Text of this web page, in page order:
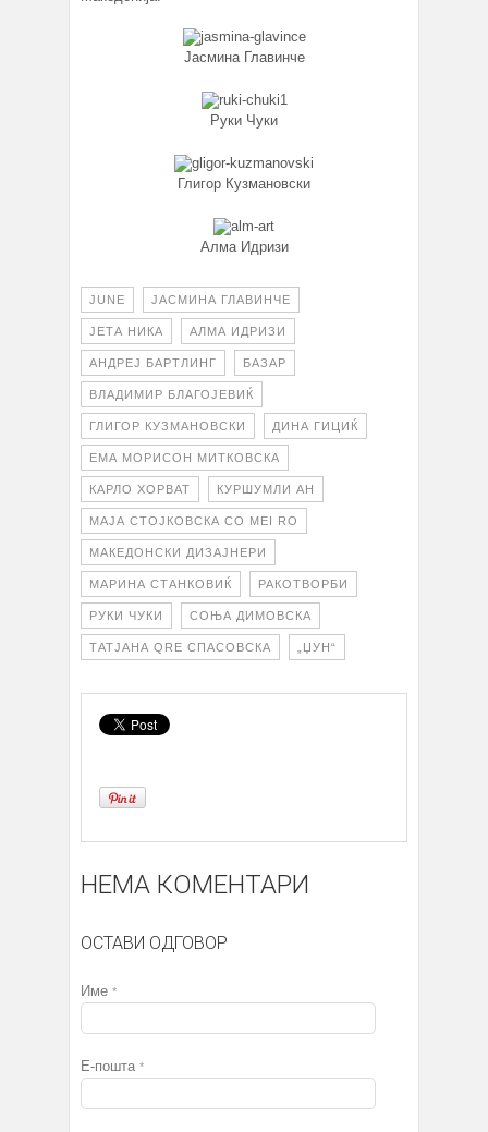
Јасмина Главинче
Руки Чуки
Глигор Кузмановски
Алма Идризи
JUNE ЈАСМИНА ГЛАВИНЧЕ
ЈЕТА НИКА АЛМА ИДРИЗИ
АНДРЕЈ БАРТЛИНГ БАЗАР
ВЛАДИМИР БЛАГОЈЕВИЌ
ГЛИГОР КУЗМАНОВСКИ ДИНА ГИЦИЌ
ЕМА МОРИСОН МИТКОВСКА
КАРЛО ХОРВАТ КУРШУМЛИ AН
МАЈА СТОЈКОВСКА СО MEI RO
МАКЕДОНСКИ ДИЗАЈНЕРИ
МАРИНА СТАНКОВИЌ РАКОТВОРБИ
РУКИ ЧУКИ СОЊА ДИМОВСКА
ТАТЈАНА QRE СПАСОВСКА „ЏУН“
НЕМА КОМЕНТАРИ
ОСТАВИ ОДГОВОР
Име *
Е-пошта *